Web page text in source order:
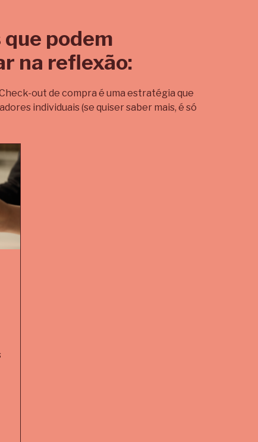
podem
na reflexão:
out de compra é uma estratégia que
individuais (se quiser saber mais, é só